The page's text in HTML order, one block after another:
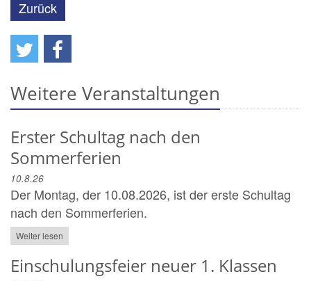
Zurück
Weitere Veranstaltungen
Erster Schultag nach den
Sommerferien
10.8.26
Der Montag, der 10.08.2026, ist der erste Schultag
nach den Sommerferien.
Weiter lesen
Einschulungsfeier neuer 1. Klassen